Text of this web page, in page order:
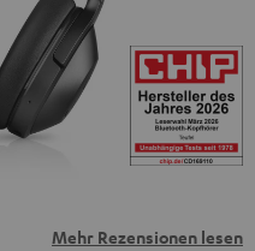
sind in der
finden.
Mehr Rezensionen lesen